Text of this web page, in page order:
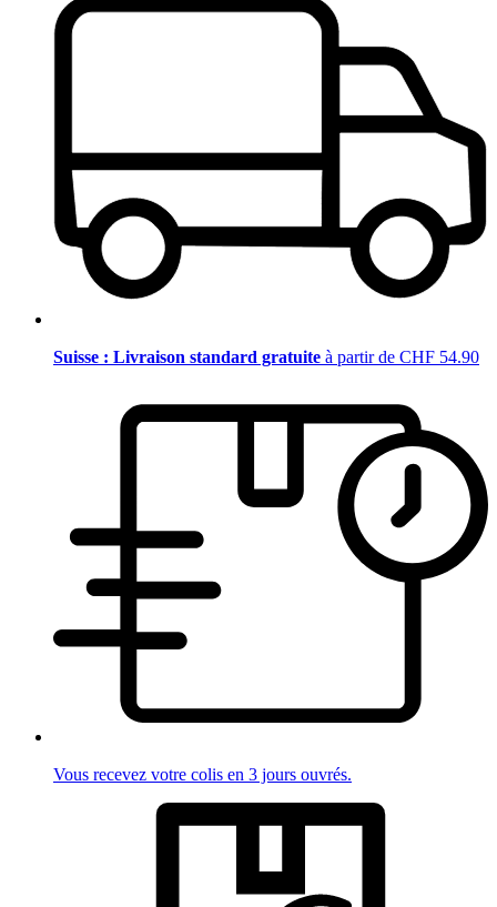
Suisse : Livraison standard gratuite à partir de CHF 54.90
Vous recevez votre colis en 3 jours ouvrés.